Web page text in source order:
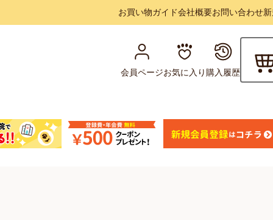
お買い物ガイド会社概要お問い合わせ
会員ページお気に入り購入履歴